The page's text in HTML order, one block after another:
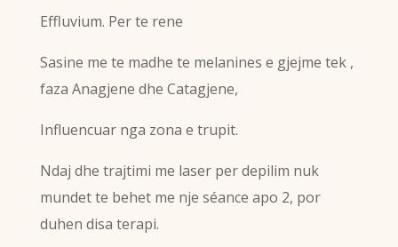
Effluvium. Per te rene
Sasine me te madhe te melanines e gjejme tek ,
faza Anagjene dhe Catagjene,
Influencuar nga zona e trupit.
Ndaj dhe trajtimi me laser per depilim nuk
mundet te behet me nje séance apo 2, por
duhen disa terapi.